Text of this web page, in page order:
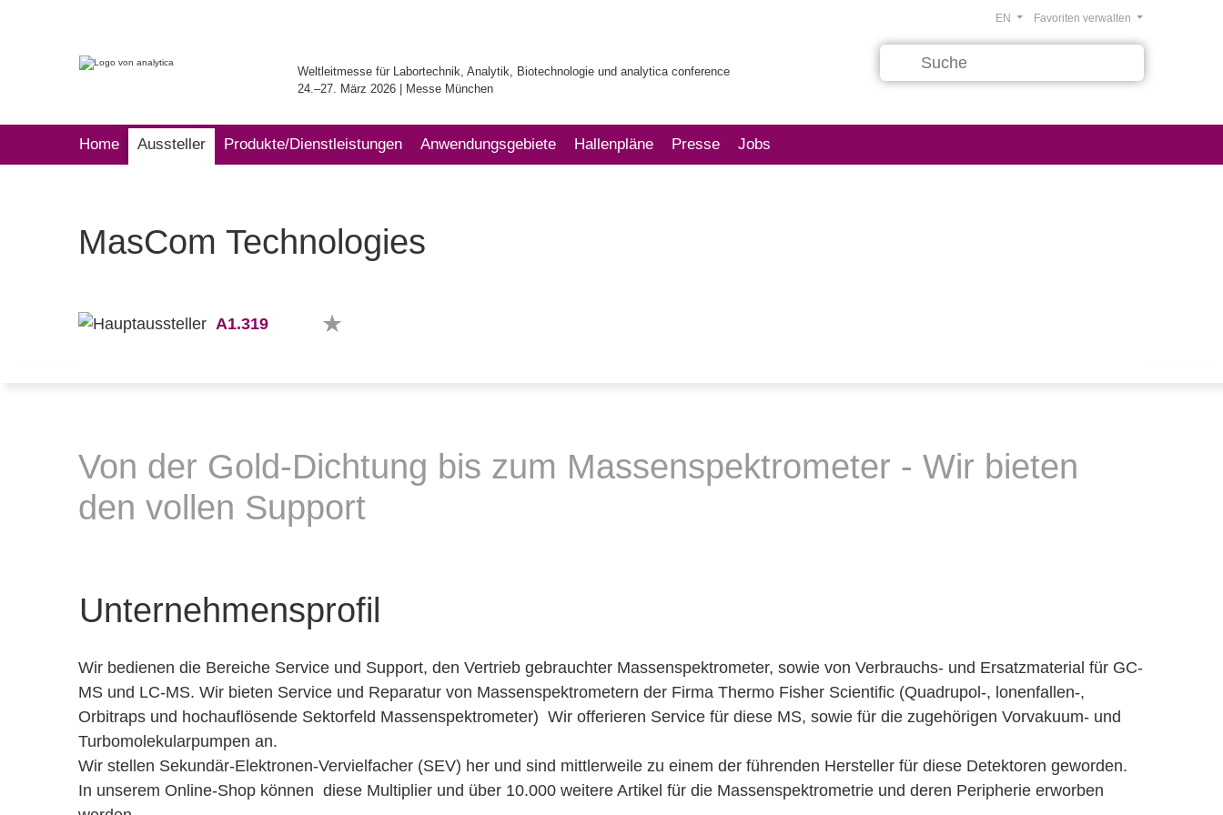
Weltleitmesse für Labortechnik, Analytik, Biotechnologie und analytica conference
24.–27. März 2026 | Messe München
Favoriten verwalten
EN
Home Aussteller Produkte/Dienstleistungen Anwendungsgebiete Hallenpläne Presse Jobs
MasCom Technologies
A1.319
Von der Gold-Dichtung bis zum Massenspektrometer - Wir bieten
den vollen Support
Unternehmensprofil
Wir bedienen die Bereiche Service und Support, den Vertrieb gebrauchter Massenspektrometer, sowie von Verbrauchs- und Ersatzmaterial für GC-
MS und LC-MS. Wir bieten Service und Reparatur von Massenspektrometern der Firma Thermo Fisher Scientific (Quadrupol-, lonenfallen-,
Orbitraps und hochauflösende Sektorfeld Massenspektrometer) Wir offerieren Service für diese MS, sowie für die zugehörigen Vorvakuum- und
Turbomolekularpumpen an.
Wir stellen Sekundär-Elektronen-Vervielfacher (SEV) her und sind mittlerweile zu einem der führenden Hersteller für diese Detektoren geworden.
In unserem Online-Shop können diese Multiplier und über 10.000 weitere Artikel für die Massenspektrometrie und deren Peripherie erworben